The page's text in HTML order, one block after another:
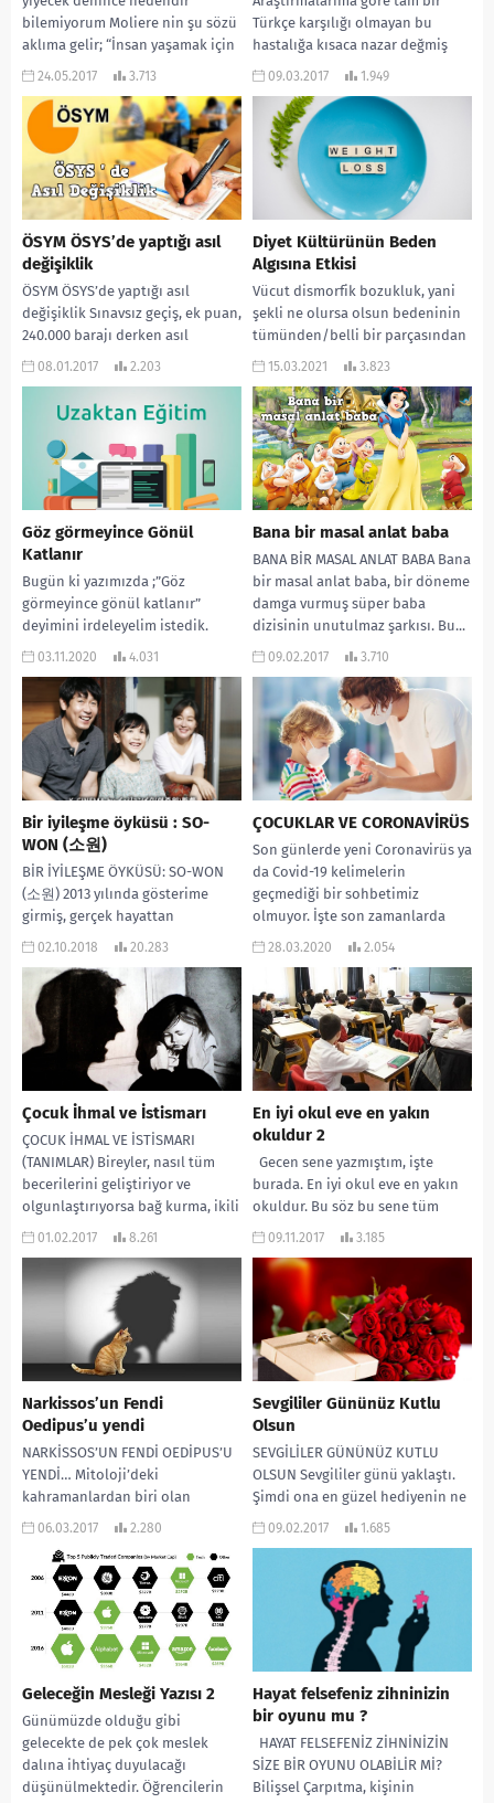
bilemiyorum Moliere nin şu sözü
aklıma gelir; “İnsan yaşamak için
yemeli, yemek...
24.05.2017 3.713
Türkçe karşılığı olmayan bu
hastalığa kısaca nazar değmiş
deyişini kullanabiliriz....
09.03.2017 1.949
ÖSYM ÖSYS’de yaptığı asıl
değişiklik
ÖSYM ÖSYS’de yaptığı asıl
değişiklik Sınavsız geçiş, ek puan,
240.000 barajı derken asıl
değişiklik gözden kaçıyor.. Dikkat
08.01.2017 2.203
Diyet Kültürünün Beden
Algısına Etkisi
Vücut dismorfik bozukluk, yani
şekli ne olursa olsun bedeninin
tümünden/belli bir parçasından
her daim hoşnutsuz olma,
15.03.2021 3.823
Göz görmeyince Gönül
Katlanır
Bugün ki yazımızda ;”Göz
görmeyince gönül katlanır”
deyimini irdeleyelim istedik.
Sahiden öyle mi? Ata sözlerimizin
yadsınamayacak kadar çoktur....
03.11.2020 4.031
Bana bir masal anlat baba
BANA BİR MASAL ANLAT BABA Bana
bir masal anlat baba, bir döneme
damga vurmuş süper baba
dizisinin unutulmaz şarkısı. Bu...
09.02.2017 3.710
Bir iyileşme öyküsü : SO-
WON (소원)
BİR İYİLEŞME ÖYKÜSÜ: SO-WON
(소원) 2013 yılında gösterime
girmiş, gerçek hayattan
uyarlandığı bilinen bir dram filmi
02.10.2018 20.283
ÇOCUKLAR VE CORONAVİRÜS
Son günlerde yeni Coronavirüs ya
da Covid-19 kelimelerin
geçmediği bir sohbetimiz
olmuyor. İşte son zamanlarda
duyduğumuz cümlelerden
28.03.2020 2.054
Çocuk İhmal ve İstismarı
ÇOCUK İHMAL VE İSTİSMARI
(TANIMLAR) Bireyler, nasıl tüm
becerilerini geliştiriyor ve
olgunlaştırıyorsa bağ kurma, ikili
ilişki ve iletişim becerilerini de...
01.02.2017 8.261
En iyi okul eve en yakın
okuldur 2
Gecen sene yazmıştım, işte
burada. En iyi okul eve en yakın
okuldur. Bu söz bu sene tüm
yöneticilerimizin başat...
09.11.2017 3.185
Narkissos’un Fendi
Oedipus’u yendi
NARKİSSOS’UN FENDİ OEDİPUS’U
YENDİ… Mitoloji’deki
kahramanlardan biri olan
Oedipus, kral olan babası
evlatlık verilir. Yıllar sonra...
06.03.2017 2.280
Sevgililer Gününüz Kutlu
Olsun
SEVGİLİLER GÜNÜNÜZ KUTLU
OLSUN Sevgililer günü yaklaştı.
Şimdi ona en güzel hediyenin ne
olduğunu bulmak için
09.02.2017 1.685
Geleceğin Mesleği Yazısı 2
Günümüzde olduğu gibi
gelecekte de pek çok meslek
dalına ihtiyaç duyulacağı
düşünülmektedir. Öğrencilerin
Hayat felsefeniz zihninizin
bir oyunu mu ?
HAYAT FELSEFENİZ ZİHNİNİZİN
SİZE BİR OYUNU OLABİLİR Mİ?
Bilişsel Çarpıtma, kişinin